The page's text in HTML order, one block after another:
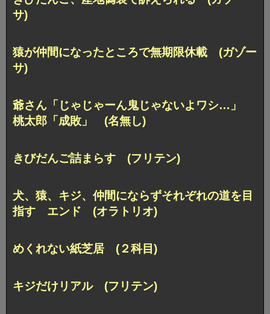
サ)
猿が仲間になったところで無期限休載 (ガゾー
サ)
爺さん「じゃじゃーん鬼じゃないよワシ…」
桃太郎「成敗」 (名無し)
きびだんご詰まらす (フリテン)
犬、猿、キジ、仲間にならずそれぞれの道を目
指す エンド (オラトリオ)
めくれない紙芝居 (２科目)
キジだけリアル (フリテン)